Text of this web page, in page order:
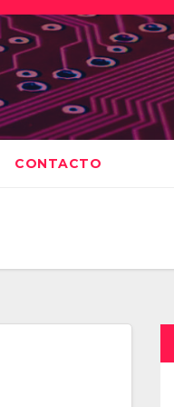
CONTACTO